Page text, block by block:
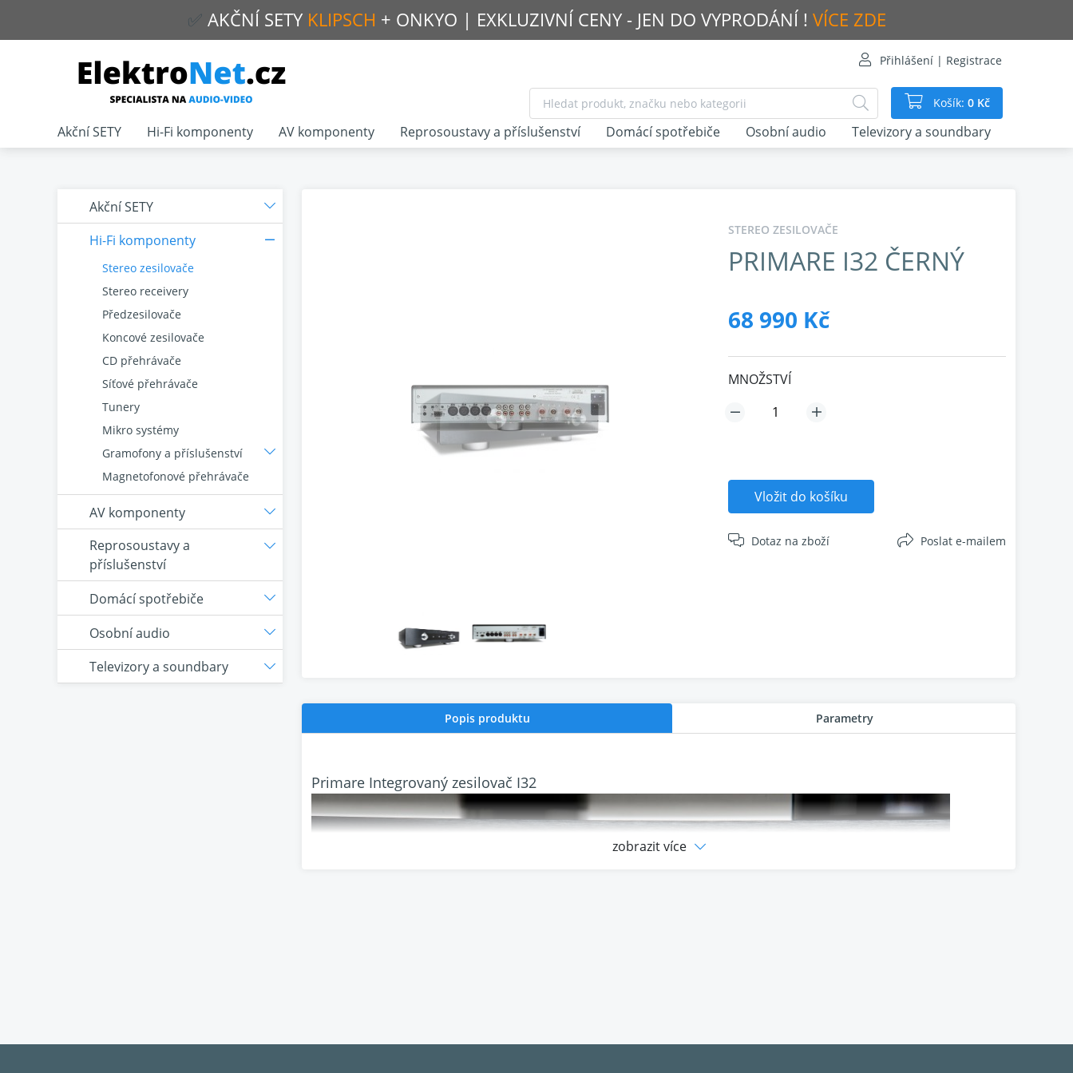
✅ AKČNÍ SETY KLIPSCH + ONKYO | EXKLUZIVNÍ CENY - JEN DO VYPRODÁNÍ ! VÍCE ZDE
Přihlášení | Registrace
Košík: 0 Kč
STEREO ZESILOVAČE
PRIMARE I32 ČERNÝ
68 990 Kč
MNOŽSTVÍ
Vložit do košíku
Dotaz na zboží Poslat e-mailem
Popis produktu Parametry
Primare Integrovaný zesilovač I32
zobrazit více
Akční SETY
Hi-Fi komponenty
Stereo zesilovače
Stereo receivery
Předzesilovače
Koncové zesilovače
CD přehrávače
Síťové přehrávače
Tunery
Mikro systémy
Gramofony a příslušenství
Magnetofonové přehrávače
AV komponenty
Reprosoustavy a
příslušenství
Domácí spotřebiče
Osobní audio
Televizory a soundbary
Akční SETY Hi-Fi komponenty AV komponenty Reprosoustavy a příslušenství Domácí spotřebiče Osobní audio Televizory a soundbary